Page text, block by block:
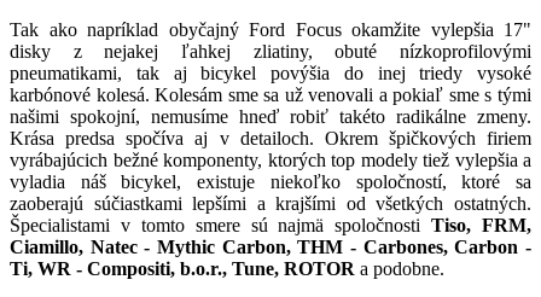
Tak ako napríklad obyčajný Ford Focus okamžite vylepšia 17"
disky z nejakej ľahkej zliatiny, obuté nízkoprofilovými
pneumatikami, tak aj bicykel povýšia do inej triedy vysoké
karbónové kolesá. Kolesám sme sa už venovali a pokiaľ sme s tými
našimi spokojní, nemusíme hneď robiť takéto radikálne zmeny.
Krása predsa spočíva aj v detailoch. Okrem špičkových firiem
vyrábajúcich bežné komponenty, ktorých top modely tiež vylepšia a
vyladia náš bicykel, existuje niekoľko spoločností, ktoré sa
zaoberajú súčiastkami lepšími a krajšími od všetkých ostatných.
Špecialistami v tomto smere sú najmä spoločnostiTiso, FRM,
Ciamillo, Natec - Mythic Carbon, THM - Carbones, Carbon -
Ti, WR - Compositi, b.o.r., Tune, ROTOR a podobne.